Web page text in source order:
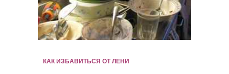
КАК ИЗБАВИТЬСЯ ОТ ЛЕНИ